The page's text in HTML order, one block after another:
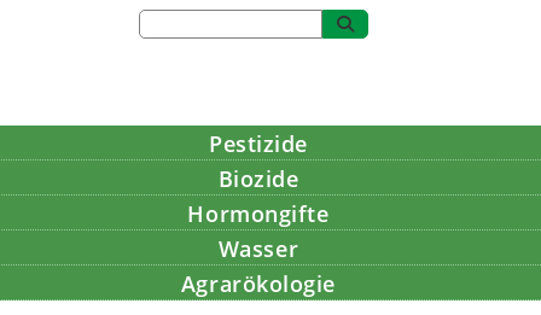
Pestizide
Biozide
Hormongifte
Wasser
Agrarökologie